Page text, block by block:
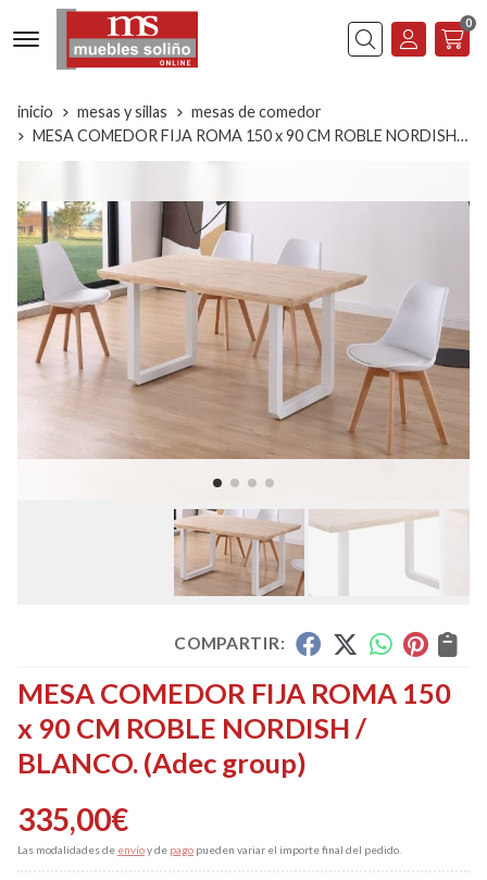
Buscar
0
inicio mesas y sillas
mesas de comedor
MESA COMEDOR FIJA ROMA 150 x 90 CM ROBLE NORDISH / BLANCO.
COMPARTIR:
MESA COMEDOR FIJA ROMA 150
x 90 CM ROBLE NORDISH /
BLANCO. (Adec group)
335,00€
Las modalidades de envíoy de pago pueden variar el importe final del pedido.